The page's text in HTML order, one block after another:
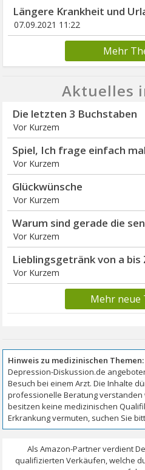
Längere Krankheit und
07.09.2021 11:22
Mehr
Aktuelles
Die letzten 3 Buchstaben
Vor Kurzem
Spiel, Ich frage einfach mal
Vor Kurzem
Glückwünsche
Vor Kurzem
Warum sind gerade die
Vor Kurzem
Lieblingsgetränk von a bis
Vor Kurzem
Mehr neue